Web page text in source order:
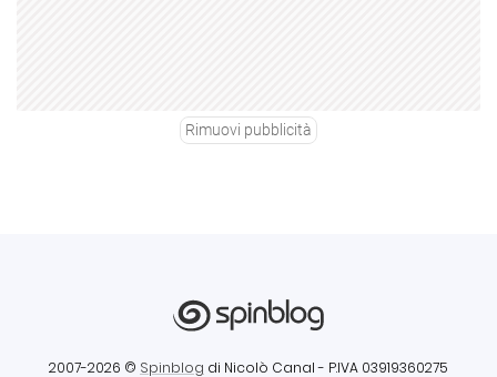
Rimuovi pubblicità
2007-2026 © Spinblog di Nicolò Canal - P.IVA 03919360275